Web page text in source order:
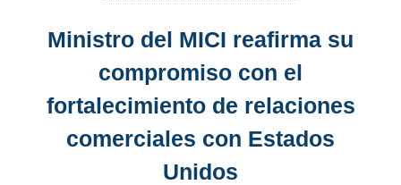
Ministro del MICI reafirma su
compromiso con el
fortalecimiento de relaciones
comerciales con Estados
Unidos